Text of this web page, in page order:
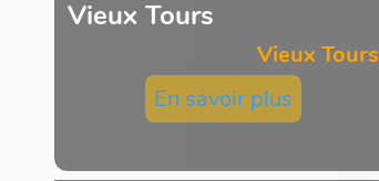
Vieux Tours
Vieux Tours
En savoir plus